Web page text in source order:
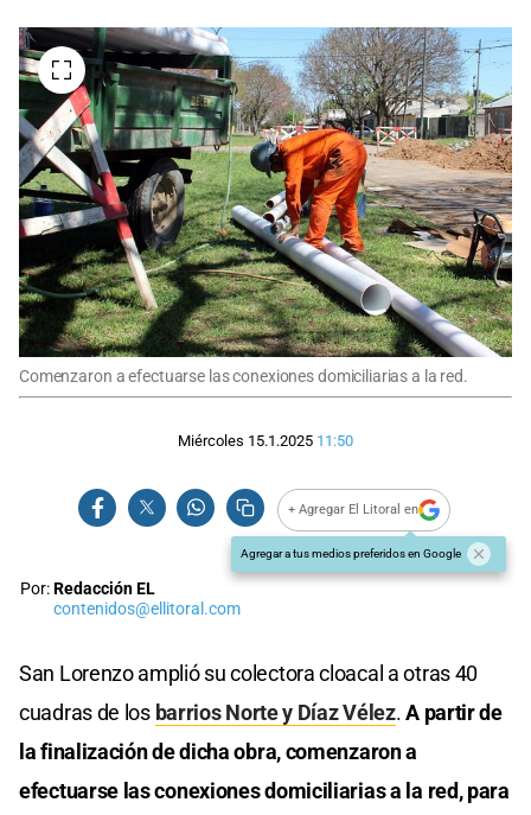
Comenzaron a efectuarse las conexiones domiciliarias a la red.
Miércoles 15.1.2025 11:50
+ Agregar El Litoral en
Agregar a tus medios preferidos en Google
Por:Redacción EL
contenidos@ellitoral.com
San Lorenzo amplió su colectora cloacal a otras 40
cuadras de los barrios Norte y Díaz Vélez.A partir de
la finalización de dicha obra, comenzaron a
efectuarse las conexiones domiciliarias a la red, para